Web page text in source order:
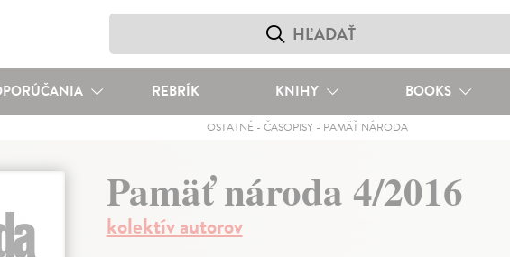
REBRÍK KNIHY BOOKS
OSTATNÉ -ČASOPISY - PAMÄŤ NÁRODA
Pamäť národa 4/2016
kolektív autorov